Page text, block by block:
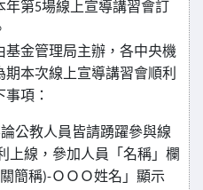
年第5場線上宣導講習會訂
基金管理局主辦，各中央機
本次線上宣導講習會順利
項：
公教人員皆請踴躍參與線
上線，參加人員「名稱」欄
簡稱)-ＯＯＯ姓名」顯示